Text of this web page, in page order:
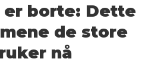
borte: Dette
de store
nå